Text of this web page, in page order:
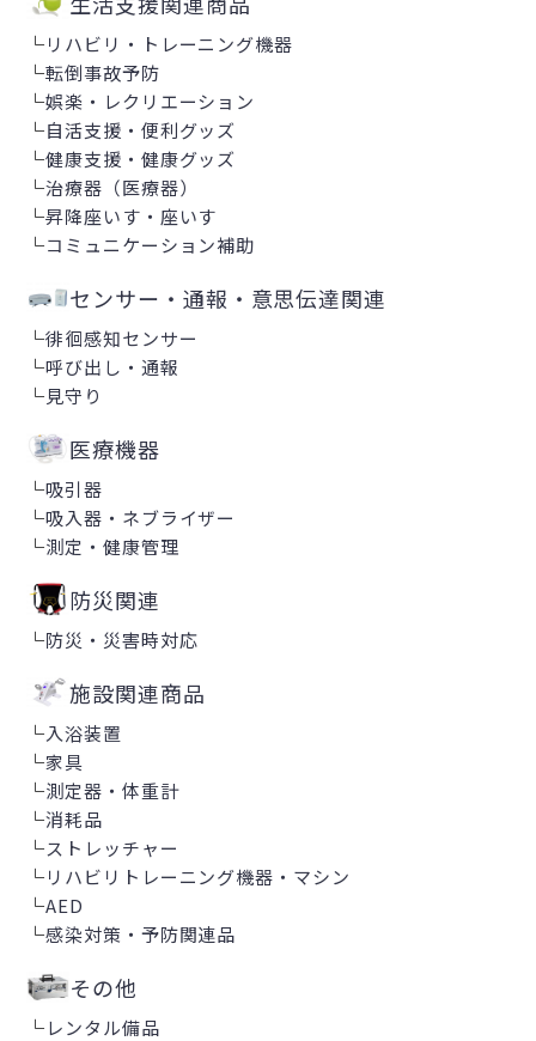
└リハビリ・トレーニング機器
└転倒事故予防
└娯楽・レクリエーション
└自活支援・便利グッズ
└健康支援・健康グッズ
└治療器（医療器）
└昇降座いす・座いす
└コミュニケーション補助
センサー・通報・意思伝達関連
└徘徊感知センサー
└呼び出し・通報
└見守り
医療機器
└吸引器
└吸入器・ネブライザー
└測定・健康管理
防災関連
└防災・災害時対応
施設関連商品
└入浴装置
└家具
└測定器・体重計
└消耗品
└ストレッチャー
└リハビリトレーニング機器・マシン
└AED
└感染対策・予防関連品
その他
└レンタル備品